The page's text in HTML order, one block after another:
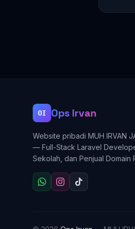
OI Ops Irvan
Website pribadi MUH IRVAN
— Full-Stack Laravel
Sekolah, dan Penjual Domain